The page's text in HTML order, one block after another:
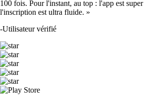
100 fois. Pour l'instant, au top : l'app est
l'inscription est ultra fluide. »
-Utilisateur vérifié